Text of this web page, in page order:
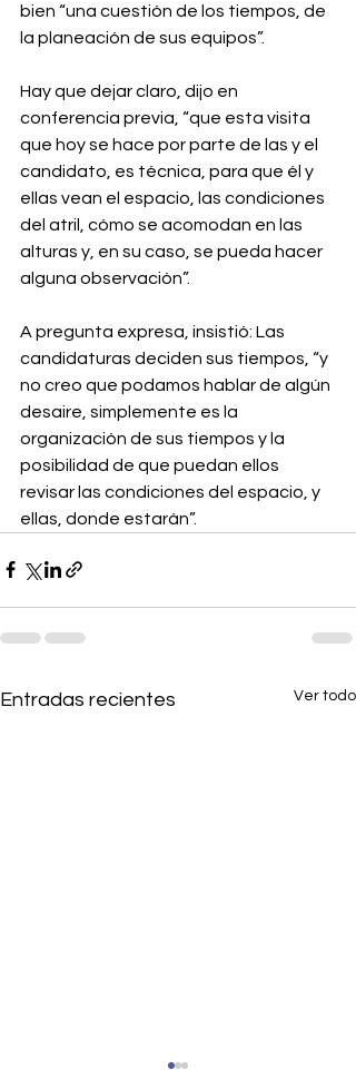
bien “una cuestión de los tiempos, de
la planeación de sus equipos”.⁣
Hay que dejar claro, dijo en
conferencia previa, “que esta visita
que hoy se hace por parte de las y el
candidato, es técnica, para que él y
ellas vean el espacio, las condiciones
del atril, cómo se acomodan en las
alturas y, en su caso, se pueda hacer
alguna observación”.⁣
A pregunta expresa, insistió: Las
candidaturas deciden sus tiempos, “y
no creo que podamos hablar de algún
desaire, simplemente es la
organización de sus tiempos y la
posibilidad de que puedan ellos
revisar las condiciones del espacio, y
ellas, donde estarán”.
Entradas recientes Ver todo